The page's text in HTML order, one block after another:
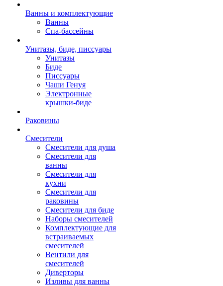
Ванны и комплектующие
Ванны
Спа-бассейны
Унитазы, биде, писсуары
Унитазы
Биде
Писсуары
Чаши Генуя
Электронные
крышки-биде
Раковины
Смесители
Смесители для душа
Смесители для
ванны
Смесители для
кухни
Смесители для
раковины
Смесители для биде
Наборы смесителей
Комплектующие для
встраиваемых
смесителей
Вентили для
смесителей
Диверторы
Изливы для ванны